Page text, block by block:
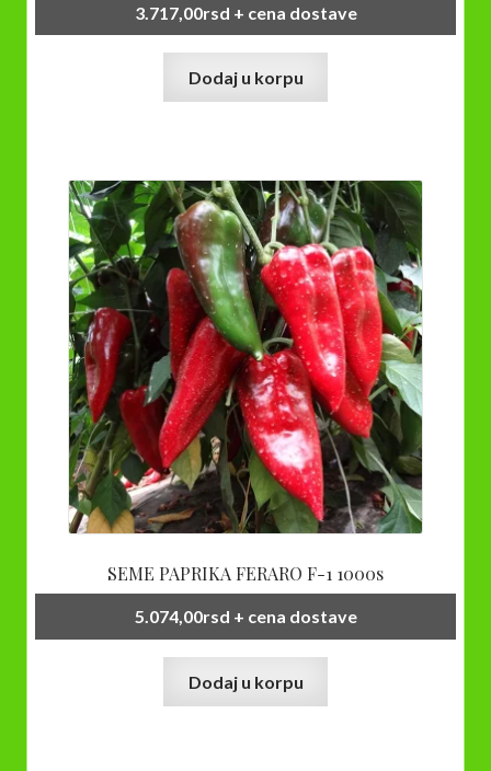
3.717,00rsd + cena dostave
Dodaj u korpu
SEME PAPRIKA FERARO F-1 1000s
5.074,00rsd + cena dostave
Dodaj u korpu